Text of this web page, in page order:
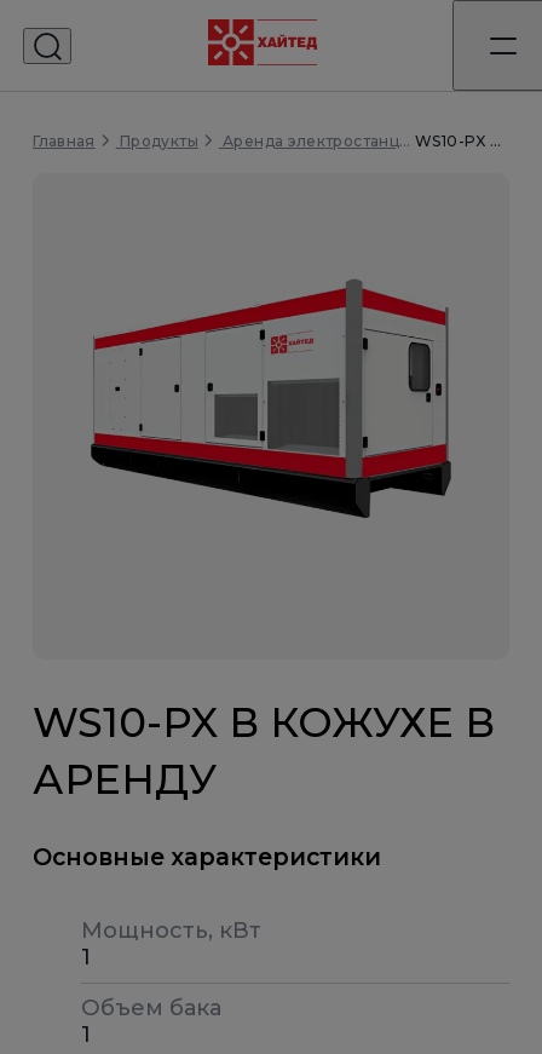
Главная Продукты Аренда электростанций WS10-PX в кожухе в аренду
WS10-PX В КОЖУХЕ В
АРЕНДУ
Основные характеристики
Мощность, кВт
1
Объем бака
1